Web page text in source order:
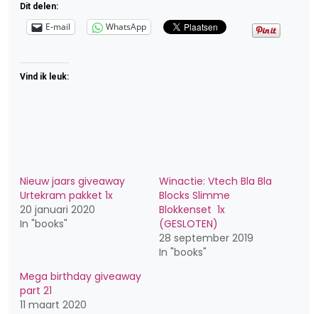
Dit delen:
E-mail WhatsApp
Vind ik leuk:
Nieuw jaars giveaway
Urtekram pakket 1x
20 januari 2020
In "books"
Winactie: Vtech Bla Bla
Blocks Slimme
Blokkenset 1x
(GESLOTEN)
28 september 2019
In "books"
Mega birthday giveaway
part 21
11 maart 2020